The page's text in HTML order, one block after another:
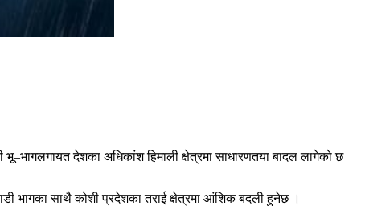
देशका अधिकांश हिमाली क्षेत्रमा साधारणतया बादल लागेको छ
भागका साथै कोशी प्रदेशका तराई क्षेत्रमा आंशिक बदली हुनेछ ।